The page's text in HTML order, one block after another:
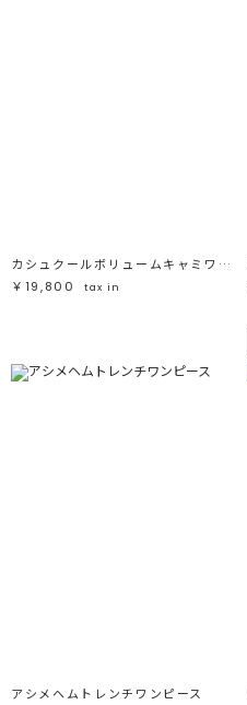
カシュクールボリュームキャミワンピース
￥19,800
tax in
アシメヘムトレンチワンピース